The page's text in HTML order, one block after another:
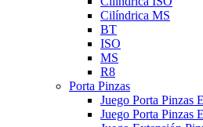
Cilíndrica MS
BT
ISO
MS
R8
Porta Pinzas
Juego Porta Pinzas
Juego Porta Pinzas